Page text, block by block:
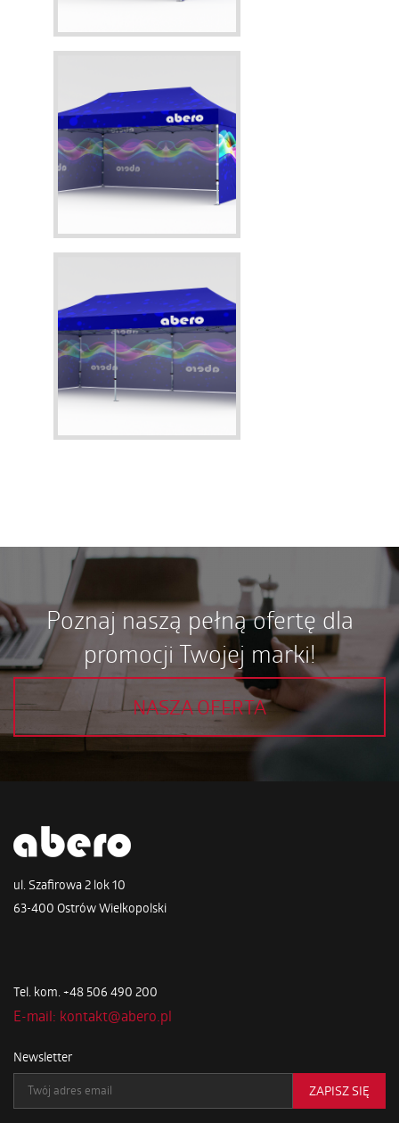
Poznaj naszą pełną ofertę dla
promocji Twojej marki!
NASZA OFERTA
ul. Szafirowa 2 lok 10
63-400 Ostrów Wielkopolski
Tel. kom. +48 506 490 200
E-mail: kontakt@abero.pl
Newsletter